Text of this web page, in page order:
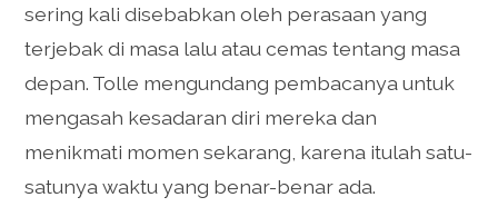
sering kali disebabkan oleh perasaan yang
terjebak di masa lalu atau cemas tentang masa
depan. Tolle mengundang pembacanya untuk
mengasah kesadaran diri mereka dan
menikmati momen sekarang, karena itulah satu-
satunya waktu yang benar-benar ada.